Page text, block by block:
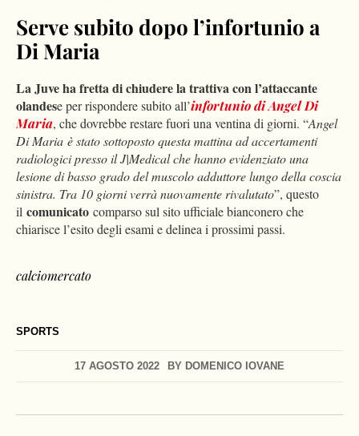
SPORTS
17 AGOSTO 2022 BY DOMENICO IOVANE
Serve subito dopo l’infortunio a
Di Maria
La Juve ha fretta di chiudere la trattiva con l’attaccante
olandese per rispondere subito all’infortunio di Angel Di
Maria, che dovrebbe restare fuori una ventina di giorni. “Angel
Di Maria è stato sottoposto questa mattina ad accertamenti
radiologici presso il J|Medical che hanno evidenziato una
lesione di basso grado del muscolo adduttore lungo della coscia
sinistra. Tra 10 giorni verrà nuovamente rivalutato”, questo
il comunicato comparso sul sito ufficiale bianconero che
chiarisce l’esito degli esami e delinea i prossimi passi.
calciomercato